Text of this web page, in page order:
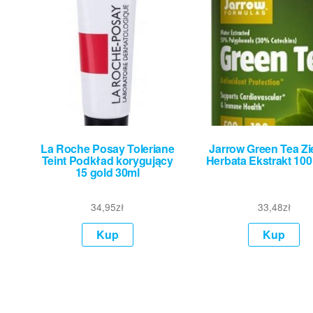
La Roche Posay Toleriane
Teint Podkład korygujący
15 gold 30ml
34,95zł
Kup
Jarrow Green Tea
Herbata Ekstrakt
33,48zł
Kup